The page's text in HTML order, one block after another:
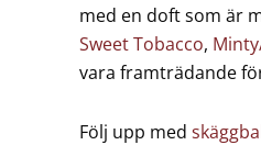
med en doft som är
Sweet Tobacco,
vara framträdande
Följ upp med